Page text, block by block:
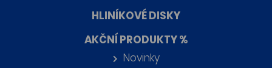
HLINÍKOVÉ DISKY
AKČNÍ PRODUKTY %
Novinky